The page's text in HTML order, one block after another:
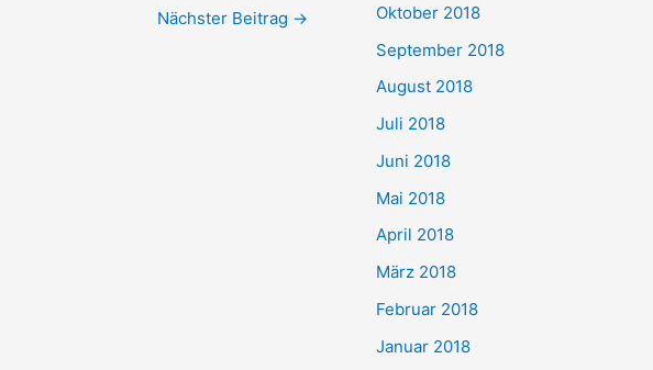
Nächster Beitrag →
Oktober 2018
September 2018
August 2018
Juli 2018
Juni 2018
Mai 2018
April 2018
März 2018
Februar 2018
Januar 2018